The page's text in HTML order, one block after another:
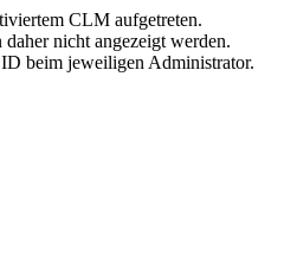
CLM aufgetreten.
nicht angezeigt werden.
beim jeweiligen Administrator.